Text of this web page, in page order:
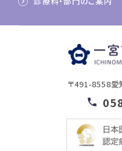
〒491-8558